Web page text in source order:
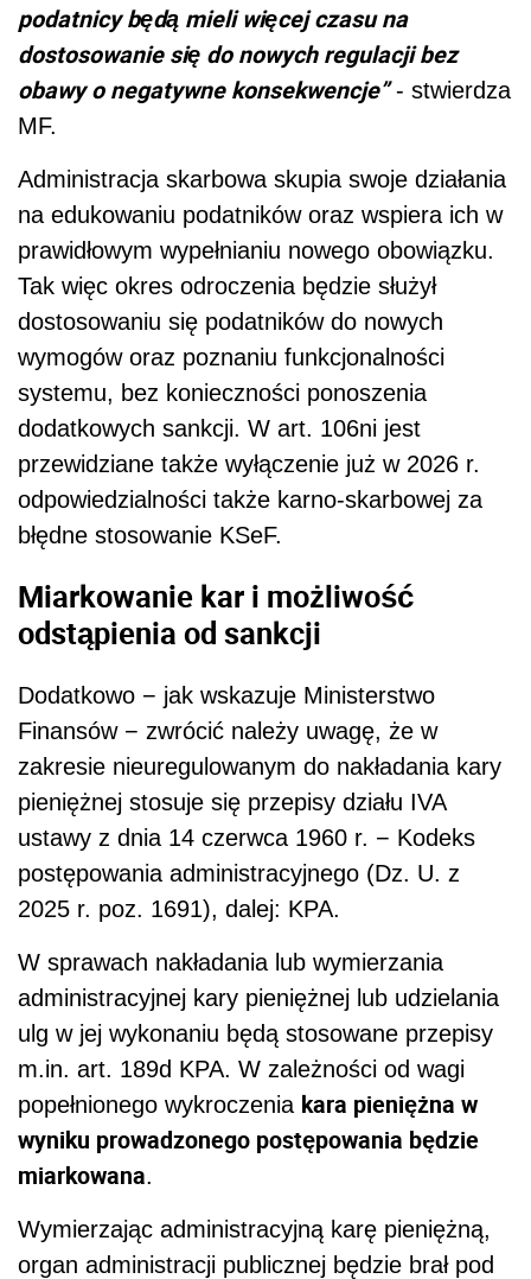
podatnicy będą mieli więcej czasu na
dostosowanie się do nowych regulacji bez
obawy o negatywne konsekwencje”- stwierdza
MF.
Administracja skarbowa skupia swoje działania
na edukowaniu podatników oraz wspiera ich w
prawidłowym wypełnianiu nowego obowiązku.
Tak więc okres odroczenia będzie służył
dostosowaniu się podatników do nowych
wymogów oraz poznaniu funkcjonalności
systemu, bez konieczności ponoszenia
dodatkowych sankcji. W art. 106ni jest
przewidziane także wyłączenie już w 2026 r.
odpowiedzialności także karno-skarbowej za
błędne stosowanie KSeF.
Miarkowanie kar i możliwość
odstąpienia od sankcji
Dodatkowo − jak wskazuje Ministerstwo
Finansów − zwrócić należy uwagę, że w
zakresie nieuregulowanym do nakładania kary
pieniężnej stosuje się przepisy działu IVA
ustawy z dnia 14 czerwca 1960 r. − Kodeks
postępowania administracyjnego (Dz. U. z
2025 r. poz. 1691), dalej: KPA.
W sprawach nakładania lub wymierzania
administracyjnej kary pieniężnej lub udzielania
ulg w jej wykonaniu będą stosowane przepisy
m.in. art. 189d KPA. W zależności od wagi
popełnionego wykroczenia kara pieniężna w
wyniku prowadzonego postępowania będzie
miarkowana.
Wymierzając administracyjną karę pieniężną,
organ administracji publicznej będzie brał pod